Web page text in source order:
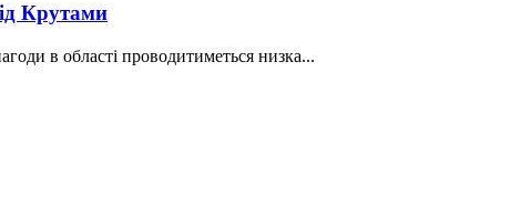
Крутами
в області проводитиметься низка...